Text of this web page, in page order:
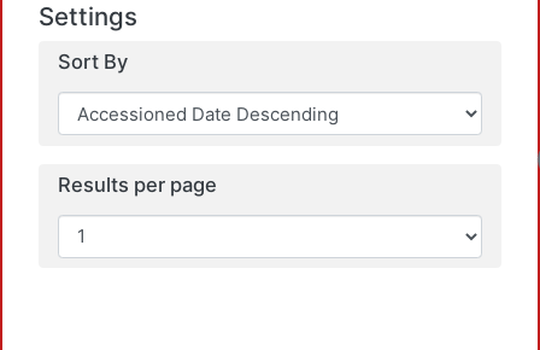
Settings
Sort By
Results per page